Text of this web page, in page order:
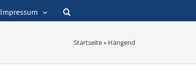
Impressum
Startseite» Hängend